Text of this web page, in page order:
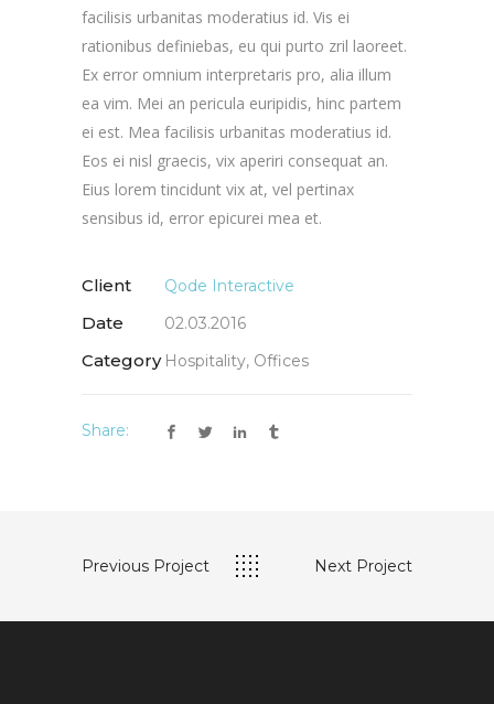
facilisis urbanitas moderatius id. Vis ei
rationibus definiebas, eu qui purto zril laoreet.
Ex error omnium interpretaris pro, alia illum
ea vim. Mei an pericula euripidis, hinc partem
ei est. Mea facilisis urbanitas moderatius id.
Eos ei nisl graecis, vix aperiri consequat an.
Eius lorem tincidunt vix at, vel pertinax
sensibus id, error epicurei mea et.
Client Qode Interactive
Date 02.03.2016
Category Hospitality, Offices
Share:
Previous Project Next Project